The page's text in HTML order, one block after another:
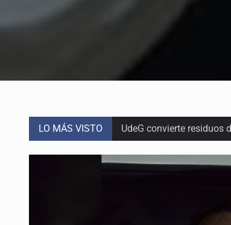
LO MÁS VISTO UdeG convierte residuos
Quinto Patio
SCJN ordena al